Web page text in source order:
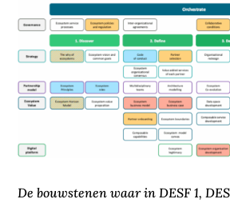
De bouwstenen waar in DESF 1,